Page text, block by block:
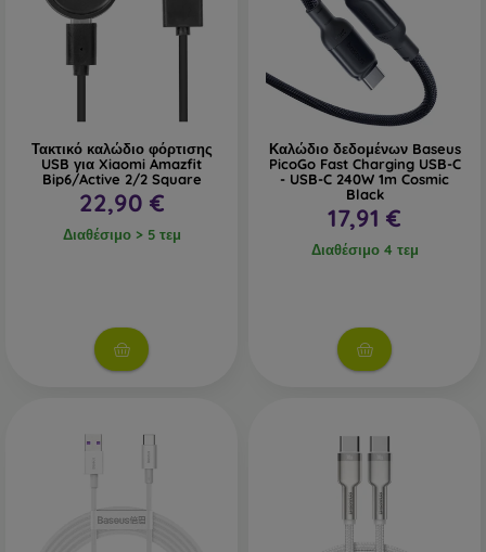
Τακτικό καλώδιο φόρτισης
USB για Xiaomi Amazfit
Bip6/Active 2/2 Square
22,90 €
Διαθέσιμο > 5 τεμ
Καλώδιο δεδομένων Baseus
PicoGo Fast Charging USB-C
- USB-C 240W 1m Cosmic
Black
17,91 €
Διαθέσιμο 4 τεμ